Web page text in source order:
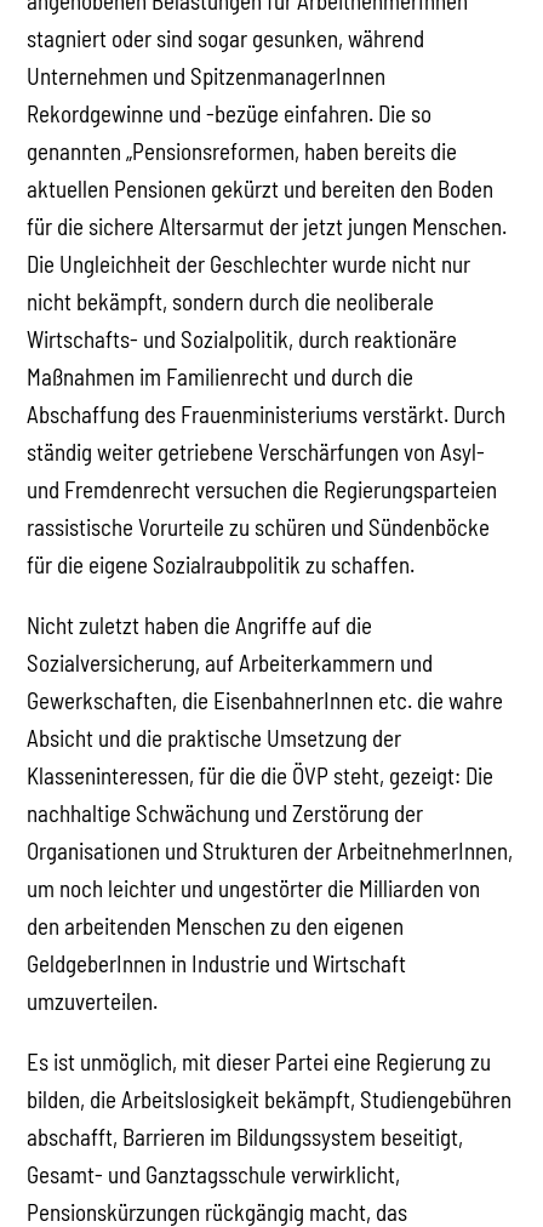
stagniert oder sind sogar gesunken, während
Unternehmen und SpitzenmanagerInnen
Rekordgewinne und -bezüge einfahren. Die so
genannten „Pensionsreformen, haben bereits die
aktuellen Pensionen gekürzt und bereiten den Boden
für die sichere Altersarmut der jetzt jungen Menschen.
Die Ungleichheit der Geschlechter wurde nicht nur
nicht bekämpft, sondern durch die neoliberale
Wirtschafts- und Sozialpolitik, durch reaktionäre
Maßnahmen im Familienrecht und durch die
Abschaffung des Frauenministeriums verstärkt. Durch
ständig weiter getriebene Verschärfungen von Asyl-
und Fremdenrecht versuchen die Regierungsparteien
rassistische Vorurteile zu schüren und Sündenböcke
für die eigene Sozialraubpolitik zu schaffen.
Nicht zuletzt haben die Angriffe auf die
Sozialversicherung, auf Arbeiterkammern und
Gewerkschaften, die EisenbahnerInnen etc. die wahre
Absicht und die praktische Umsetzung der
Klasseninteressen, für die die ÖVP steht, gezeigt: Die
nachhaltige Schwächung und Zerstörung der
Organisationen und Strukturen der ArbeitnehmerInnen,
um noch leichter und ungestörter die Milliarden von
den arbeitenden Menschen zu den eigenen
GeldgeberInnen in Industrie und Wirtschaft
umzuverteilen.
Es ist unmöglich, mit dieser Partei eine Regierung zu
bilden, die Arbeitslosigkeit bekämpft, Studiengebühren
abschafft, Barrieren im Bildungssystem beseitigt,
Gesamt- und Ganztagsschule verwirklicht,
Pensionskürzungen rückgängig macht, das